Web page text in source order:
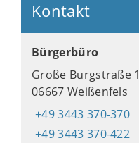
Kontakt
Bürgerbüro
Große Burgstraße 1
06667 Weißenfels
+49 3443 370-370
+49 3443 370-422